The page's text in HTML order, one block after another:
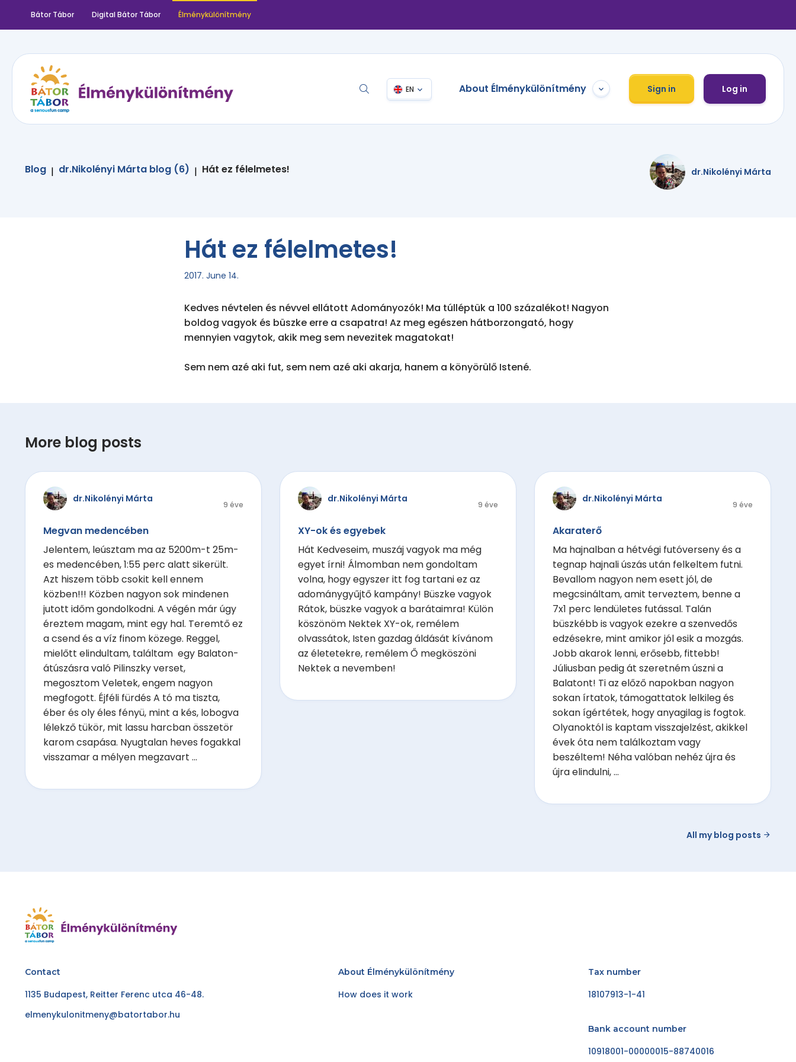
Bátor Tábor Digital Bátor Tábor Élménykülönítmény
EN About Élménykülönítmény Sign in Log in
Blog | dr.Nikolényi Márta blog (6) | Hát ez félelmetes! dr.Nikolényi Márta
Hát ez félelmetes!
2017. June 14.
Kedves névtelen és névvel ellátott Adományozók! Ma túlléptük a 100 százalékot! Nagyon
boldog vagyok és büszke erre a csapatra! Az meg egészen hátborzongató, hogy
mennyien vagytok, akik meg sem nevezitek magatokat!
Sem nem azé aki fut, sem nem azé aki akarja, hanem a könyörülő Istené.
More blog posts
dr.Nikolényi Márta
9 éve
Megvan medencében
Jelentem, leúsztam ma az 5200m-t 25m-
es medencében, 1:55 perc alatt sikerült.
Azt hiszem több csokit kell ennem
közben!!! Közben nagyon sok mindenen
jutott időm gondolkodni. A végén már úgy
éreztem magam, mint egy hal. Teremtő ez
a csend és a víz finom közege. Reggel,
mielőtt elindultam, találtam egy Balaton-
átúszásra való Pilinszky verset,
megosztom Veletek, engem nagyon
megfogott. Éjféli fürdés A tó ma tiszta,
éber és oly éles fényü, mint a kés, lobogva
lélekző tükör, mit lassu harcban összetör
karom csapása. Nyugtalan heves fogakkal
visszamar a mélyen megzavart ...
dr.Nikolényi Márta
9 éve
XY-ok és egyebek
Hát Kedveseim, muszáj vagyok ma még
egyet írni! Álmomban nem gondoltam
volna, hogy egyszer itt fog tartani ez az
adománygyűjtő kampány! Büszke vagyok
Rátok, büszke vagyok a barátaimra! Külön
köszönöm Nektek XY-ok, remélem
olvassátok, Isten gazdag áldását kívánom
az életetekre, remélem Ő megköszöni
Nektek a nevemben!
dr.Nikolényi Márta
9 éve
Akaraterő
Ma hajnalban a hétvégi futóverseny és a
tegnap hajnali úszás után felkeltem futni.
Bevallom nagyon nem esett jól, de
megcsináltam, amit terveztem, benne a
7x1 perc lendületes futással. Talán
büszkébb is vagyok ezekre a szenvedős
edzésekre, mint amikor jól esik a mozgás.
Jobb akarok lenni, erősebb, fittebb!
Júliusban pedig át szeretném úszni a
Balatont! Ti az előző napokban nagyon
sokan írtatok, támogattatok lelkileg és
sokan ígértétek, hogy anyagilag is fogtok.
Olyanoktól is kaptam visszajelzést, akikkel
évek óta nem találkoztam vagy
beszéltem! Néha valóban nehéz újra és
újra elindulni, ...
All my blog posts
Contact
1135 Budapest, Reitter Ferenc utca 46-48.
elmenykulonitmeny@batortabor.hu
About Élménykülönítmény
How does it work
Tax number
18107913-1-41
Bank account number
10918001-00000015-88740016